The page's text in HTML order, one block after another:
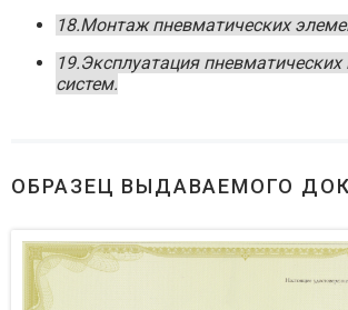
18.Монтаж пневматических
19.Эксплуатация
систем.
ОБРАЗЕЦ ВЫДАВАЕМОГО